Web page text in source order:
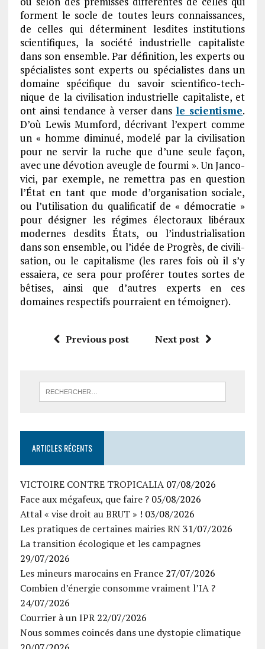
forment le socle de toutes leurs connais­sances,
de celles qui déter­minent lesdites insti­tu­tions
scien­ti­fiques, la société indus­trielle capi­ta­liste
dans son ensemble. Par défi­ni­tion, les experts ou
spécia­listes sont experts ou spécia­listes dans un
domaine spéci­fique du savoir scien­ti­fico-tech­
nique de la civi­li­sa­tion indus­trielle capi­ta­liste, et
ont ainsi tendance à verser dansle scien­tisme.
D’où Lewis Mumford, décri­vant l’ex­pert comme
un « homme dimi­nué, modelé par la civi­li­sa­tion
pour ne servir la ruche que d’une seule façon,
avec une dévo­tion aveugle de fourmi ». Un Janco­
vici, par exemple, ne remet­tra pas en ques­tion
l’État en tant que mode d’or­ga­ni­sa­tion sociale,
ou l’uti­li­sa­tion du quali­fi­ca­tif de « démo­cra­tie »
pour dési­gner les régimes élec­to­raux libé­raux
modernes desdits États, ou l’in­dus­tria­li­sa­tion
dans son ensemble, ou l’idée de Progrès, de civi­li­
sa­tion, ou le capi­ta­lisme (les rares fois où il s’y
essaiera, ce sera pour profé­rer toutes sortes de
bêtises, ainsi que d’autres experts en ces
domaines respec­tifs pour­raient en témoi­gner).
Previous post Next post
ARTICLES RÉCENTS
VICTOIRE CONTRE TROPICALIA 07/08/2026
Face aux mégafeux, que faire ? 05/08/2026
Attal « vise droit au BRUT » ! 03/08/2026
Les pratiques de certaines mairies RN 31/07/2026
La transition écologique et les campagnes
29/07/2026
Les mineurs marocains en France 27/07/2026
Combien d’énergie consomme vraiment l’IA ?
24/07/2026
Courrier à un IPR 22/07/2026
Nous sommes coincés dans une dystopie climatique